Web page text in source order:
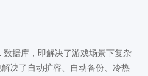
据库，即解决了游戏场景下复杂
决了自动扩容、自动备份、冷热